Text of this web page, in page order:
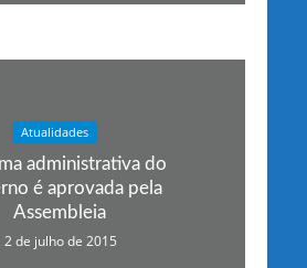
Atualidades
administrativa do
é aprovada pela
Assembleia
2 de julho de 2015